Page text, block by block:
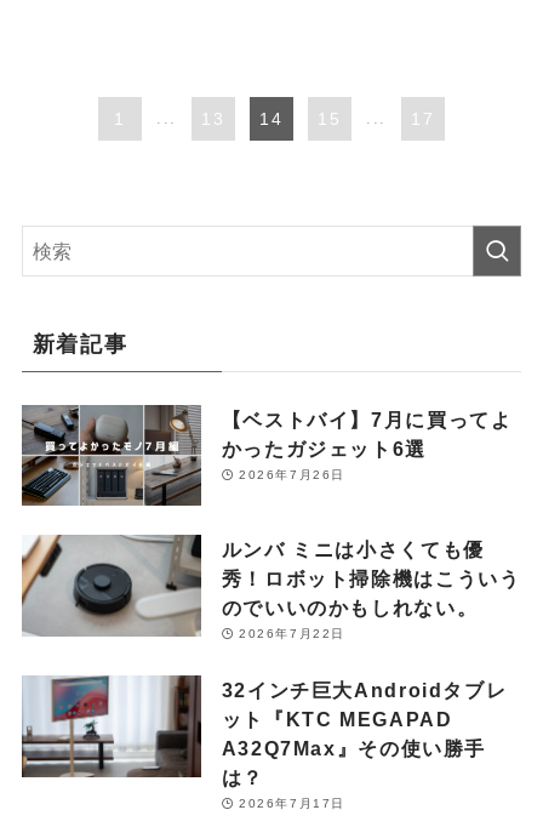
1 13 14 15 17
新着記事
【ベストバイ】7月に買ってよ
かったガジェット6選
2026年7月26日
ルンバ ミニは小さくても優
秀！ロボット掃除機はこういう
のでいいのかもしれない。
2026年7月22日
32インチ巨大Androidタブレ
ット『KTC MEGAPAD
A32Q7Max』その使い勝手
は？
2026年7月17日